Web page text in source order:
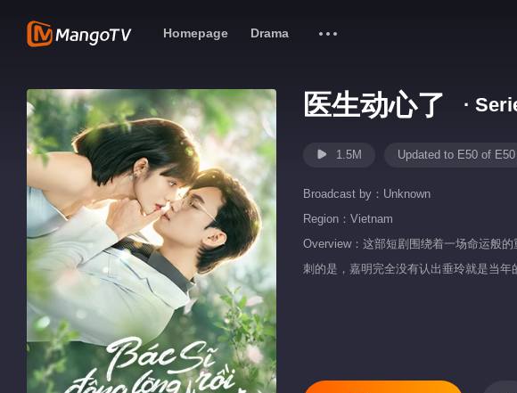
Homepage Drama
医生动心了 ·
1.5M Updated to E50 of E50
Broadcast by： Unknown
Region： Vietnam
Overview：这部短剧围绕着一场命运般
刺的是，嘉明完全没有认出垂玲就是当